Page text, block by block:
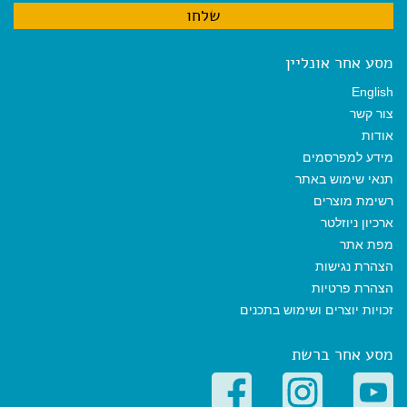
מסע אחר אונליין
English
צור קשר
אודות
מידע למפרסמים
תנאי שימוש באתר
רשימת מוצרים
ארכיון ניוזלטר
מפת אתר
הצהרת נגישות
הצהרת פרטיות
זכויות יוצרים ושימוש בתכנים
מסע אחר ברשת